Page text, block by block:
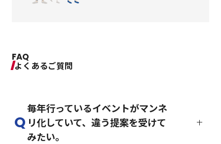
FAQ
よくあるご質問
毎年行っているイベントがマンネ
リ化していて、違う提案を受けて
みたい。